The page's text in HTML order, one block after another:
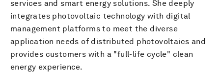
services and smart energy solutions. She deeply
integrates photovoltaic technology with digital
management platforms to meet the diverse
application needs of distributed photovoltaics and
provides customers with a "full-life cycle" clean
energy experience.